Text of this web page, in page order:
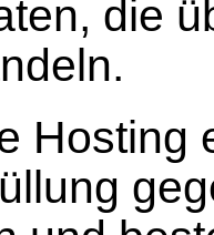
die
Hosting